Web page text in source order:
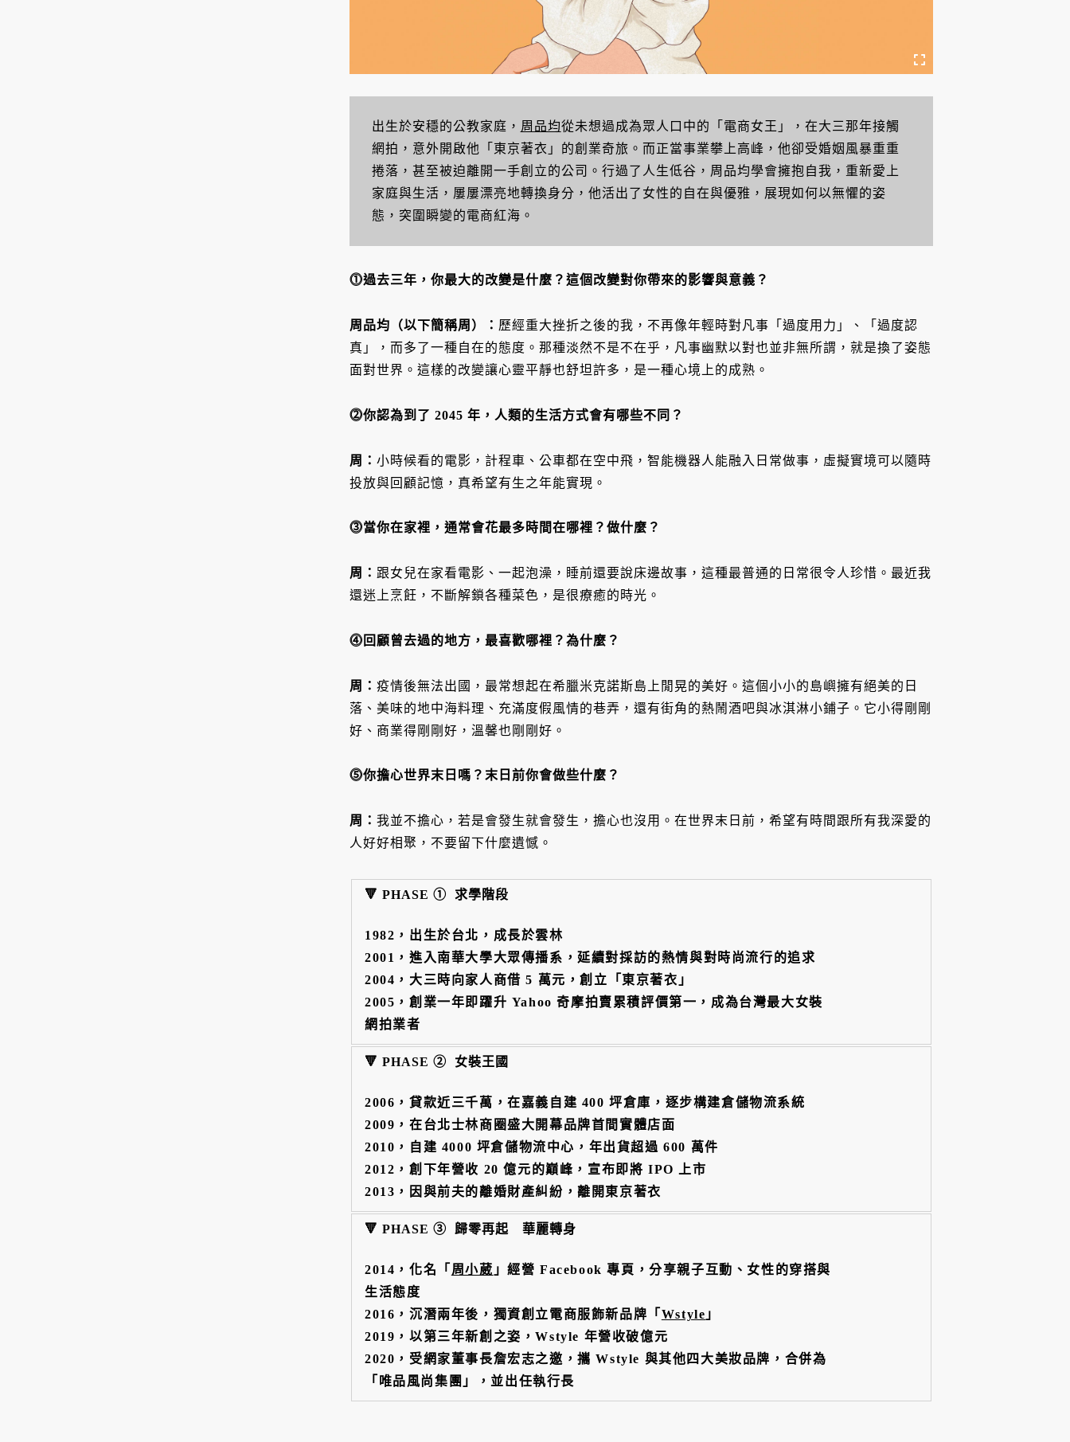
出生於安穩的公教家庭， 周品均從未想過成為眾人口中的「電商女王」，在大三那年接觸
網拍，意外開啟他「東京著衣」的創業奇旅。而正當事業攀上高峰，他卻受婚姻風暴重重
捲落，甚至被迫離開一手創立的公司。行過了人生低谷，周品均學會擁抱自我，重新愛上
家庭與生活，屢屢漂亮地轉換身分，他活出了女性的自在與優雅，展現如何以無懼的姿
態，突圍瞬變的電商紅海。
⓵過去三年，你最大的改變是什麼？這個改變對你帶來的影響與意義？
周品均（以下簡稱周）： 歷經重大挫折之後的我，不再像年輕時對凡事「過度用力」、「過度認
真」，而多了一種自在的態度。那種淡然不是不在乎，凡事幽默以對也並非無所謂，就是換了姿態
面對世界。這樣的改變讓心靈平靜也舒坦許多，是一種心境上的成熟。
⓶你認為到了 2045 年，人類的生活方式會有哪些不同？
周： 小時候看的電影，計程車、公車都在空中飛，智能機器人能融入日常做事，虛擬實境可以隨時
投放與回顧記憶，真希望有生之年能實現。
⓷當你在家裡，通常會花最多時間在哪裡？做什麼？
周： 跟女兒在家看電影、一起泡澡，睡前還要說床邊故事，這種最普通的日常很令人珍惜。最近我
還迷上烹飪，不斷解鎖各種菜色，是很療癒的時光。
⓸回顧曾去過的地方，最喜歡哪裡？為什麼？
周： 疫情後無法出國，最常想起在希臘米克諾斯島上閒晃的美好。這個小小的島嶼擁有絕美的日
落、美味的地中海料理、充滿度假風情的巷弄，還有街角的熱鬧酒吧與冰淇淋小鋪子。它小得剛剛
好、商業得剛剛好，溫馨也剛剛好。
⓹你擔心世界末日嗎？末日前你會做些什麼？
周： 我並不擔心，若是會發生就會發生，擔心也沒用。在世界末日前，希望有時間跟所有我深愛的
人好好相聚，不要留下什麼遺憾。
🔻 PHASE ① 求學階段
1982，出生於台北，成長於雲林
2001，進入南華大學大眾傳播系，延續對採訪的熱情與對時尚流行的追求
2004，大三時向家人商借 5 萬元，創立「東京著衣」
2005，創業一年即躍升 Yahoo 奇摩拍賣累積評價第一，成為台灣最大女裝
網拍業者
🔻 PHASE ② 女裝王國
2006，貸款近三千萬，在嘉義自建 400 坪倉庫，逐步構建倉儲物流系統
2009，在台北士林商圈盛大開幕品牌首間實體店面
2010，自建 4000 坪倉儲物流中心，年出貨超過 600 萬件
2012，創下年營收 20 億元的巔峰，宣布即將 IPO 上市
2013，因與前夫的離婚財產糾紛，離開東京著衣
🔻 PHASE ③ 歸零再起 華麗轉身
2014，化名「 周小葳 」經營 Facebook 專頁，分享親子互動、女性的穿搭與
生活態度
2016，沉潛兩年後，獨資創立電商服飾新品牌「 Wstyle 」
2019，以第三年新創之姿，Wstyle 年營收破億元
2020，受網家董事長詹宏志之邀，攜 Wstyle 與其他四大美妝品牌，合併為
「唯品風尚集團」，並出任執行長